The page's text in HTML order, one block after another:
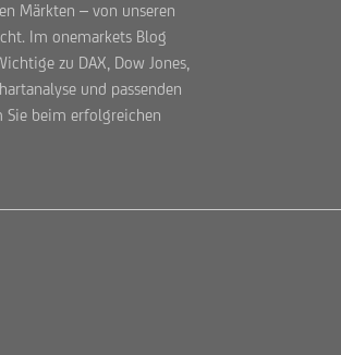
Märkten – von unseren
Im onemarkets Blog
zu DAX, Dow Jones,
und passenden
beim erfolgreichen